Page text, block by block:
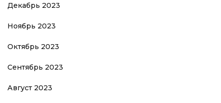
Декабрь 2023
Ноябрь 2023
Октябрь 2023
Сентябрь 2023
Август 2023